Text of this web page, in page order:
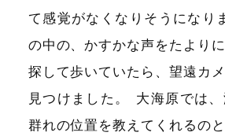
て感覚がなくなりそうになり
の中の、かすかな声をたより
探して歩いていたら、望遠カ
見つけました 。
大海原では
群れの位置を教えてくれるの